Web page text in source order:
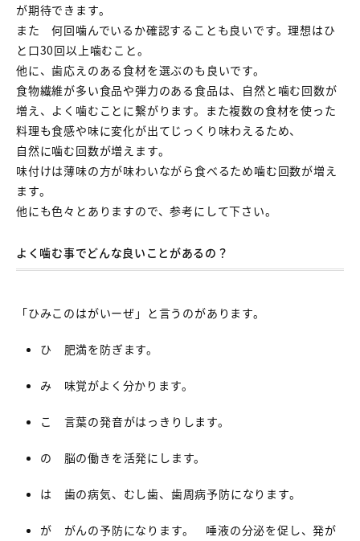
が期待できます。
また 何回噛んでいるか確認することも良いです。理想はひ
と口30回以上噛むこと。
他に、歯応えのある食材を選ぶのも良いです。
食物繊維が多い食品や弾力のある食品は、自然と噛む回数が
増え、よく噛むことに繋がります。また複数の食材を使った
料理も食感や味に変化が出てじっくり味わえるため、
自然に噛む回数が増えます。
味付けは薄味の方が味わいながら食べるため噛む回数が増え
ます。
他にも色々とありますので、参考にして下さい。
よく噛む事でどんな良いことがあるの？
「ひみこのはがいーぜ」と言うのがあります。
ひ 肥満を防ぎます。
み 味覚がよく分かります。
こ 言葉の発音がはっきりします。
の 脳の働きを活発にします。
は 歯の病気、むし歯、歯周病予防になります。
が がんの予防になります。 唾液の分泌を促し、発が